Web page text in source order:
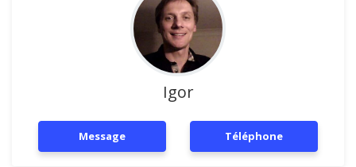
Igor
Message Téléphone